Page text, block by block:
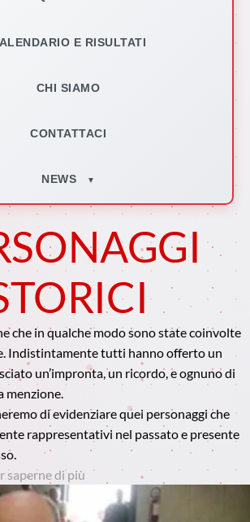
E RISULTATI
CHI SIAMO
CONTATTACI
NEWS ▼
che in qualche modo sono state coinvolte
Indistintamente tutti hanno offerto un
un’impronta, un ricordo, e ognuno di
menzione.
di evidenziare quei personaggi che
rappresentativi nel passato e presente
saperne di più